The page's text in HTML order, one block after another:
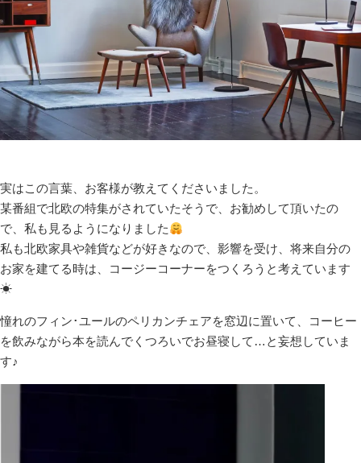
実はこの言葉、お客様が教えてくださいました。
某番組で北欧の特集がされていたそうで、お勧めして頂いたの
で、私も見るようになりました
私も北欧家具や雑貨などが好きなので、影響を受け、将来自分の
お家を建てる時は、コージーコーナーをつくろうと考えています
☀
憧れのフィン･ユールのペリカンチェアを窓辺に置いて、コーヒー
を飲みながら本を読んでくつろいでお昼寝して…と妄想していま
す♪